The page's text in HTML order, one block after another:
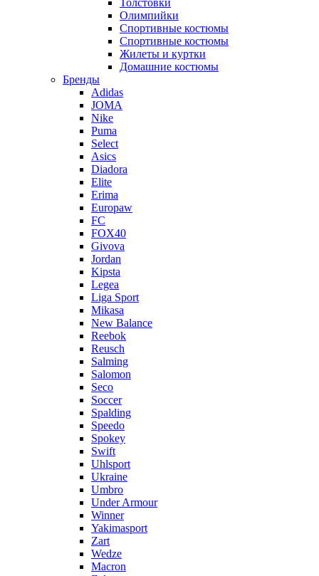
Толстовки
Олимпийки
Спортивные костюмы
Спортивные костюмы
Жилеты и куртки
Домашние костюмы
Бренды
Adidas
JOMA
Nike
Puma
Select
Asics
Diadora
Elite
Erima
Europaw
FC
FOX40
Givova
Jordan
Kipsta
Legea
Liga Sport
Mikasa
New Balance
Reebok
Reusch
Salming
Salomon
Seco
Soccer
Spalding
Speedo
Spokey
Swift
Uhlsport
Ukraine
Umbro
Under Armour
Winner
Yakimasport
Zart
Wedze
Macron